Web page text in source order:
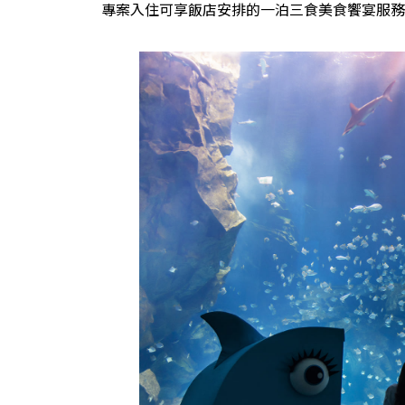
專案入住可享飯店安排的一泊三食美食饗宴服